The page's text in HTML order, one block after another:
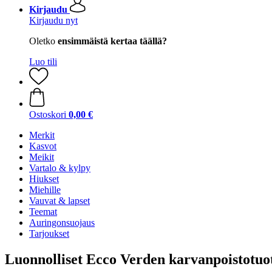
Kirjaudu
Kirjaudu nyt
Oletko ensimmäistä kertaa täällä?
Luo tili
Ostoskori 0,00 €
Merkit
Kasvot
Meikit
Vartalo & kylpy
Hiukset
Miehille
Vauvat & lapset
Teemat
Auringonsuojaus
Tarjoukset
Luonnolliset Ecco Verden